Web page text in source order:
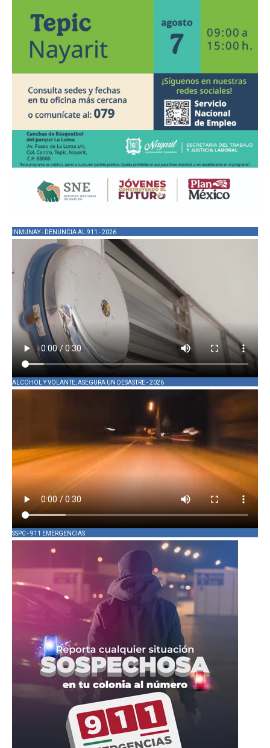
INMUNAY - DENUNCIA AL 911 - 2026
ALCOHOL Y VOLANTE, ASEGURA UN DESASTRE - 2026
SSPC - 911 EMERGENCIAS